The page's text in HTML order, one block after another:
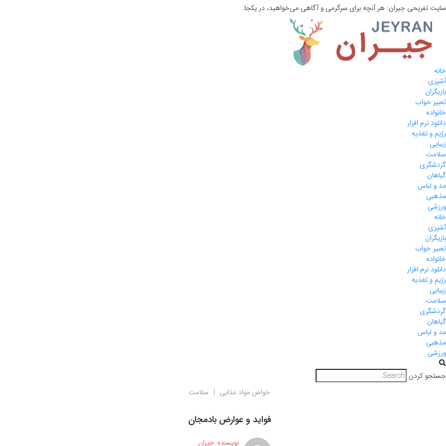
سایت تفریحی جیران: هر آنچه برای سرگرمی و آگاهی می‌خواهید، در یکجا.
خانه
آشپزی
بازیگران
تعبیر خواب
خانواده
دانلود نرم افزار
رژیم و تغذیه
زیبایی
سلامت
گردشگری
گیاهان
مد و لباس
مذهبی
ورزشی
خانه
آشپزی
بازیگران
تعبیر خواب
خانواده
دانلود نرم افزار
رژیم و تغذیه
زیبایی
سلامت
گردشگری
گیاهان
مد و لباس
مذهبی
ورزشی
جستجو کردن
خواص مواد غذایی
سلامت
فواید و عوارض بادمجان
نویسنده: جیران